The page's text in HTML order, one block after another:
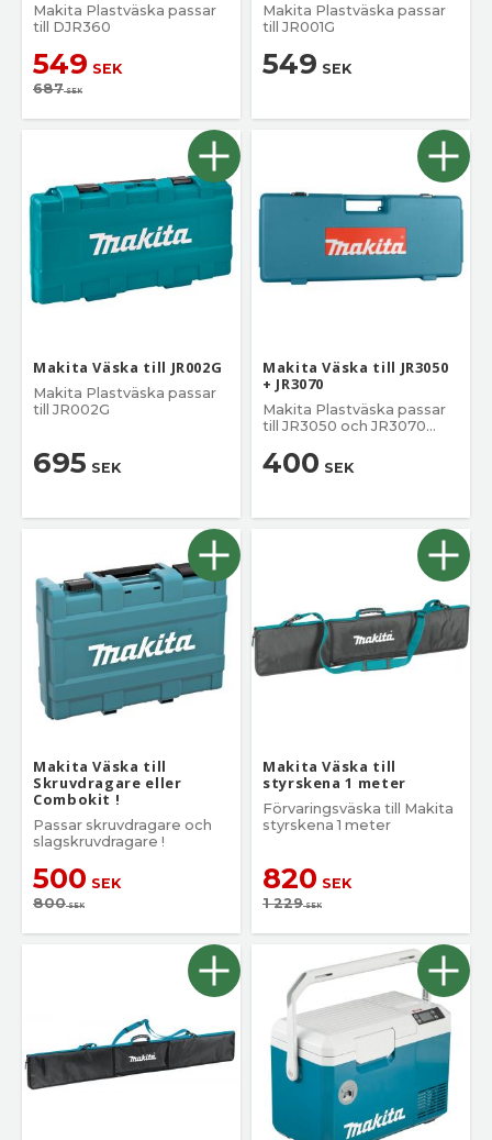
Makita Plastväska passar
till DJR360
549 SEK
687SEK
Makita Plastväska passar
till JR001G
549 SEK
Makita Väska till JR002G
Makita Plastväska passar
till JR002G
695 SEK
Makita Väska till JR3050
+ JR3070
Makita Plastväska passar
till JR3050 och JR3070
400 SEK
Makita Väska till
Skruvdragare eller
Combokit !
Passar skruvdragare och
slagskruvdragare !
500 SEK
800SEK
Makita Väska till
styrskena 1 meter
Förvaringsväska till Makita
styrskena 1 meter
820 SEK
1 229SEK